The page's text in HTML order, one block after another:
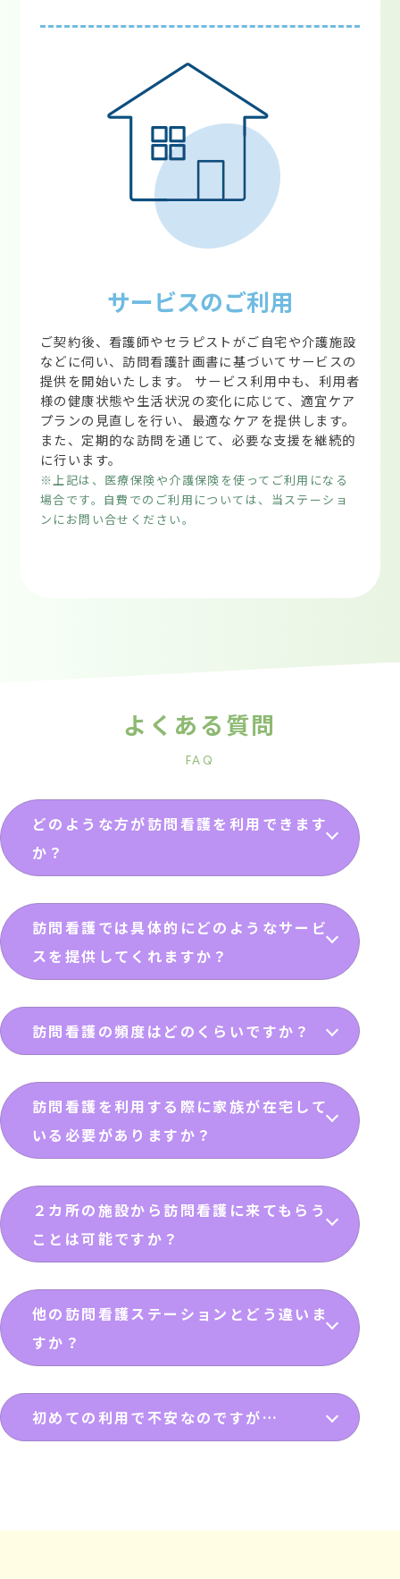
サービスのご利用
ご契約後、看護師やセラピストがご自宅や介護施設
などに伺い、訪問看護計画書に基づいてサービスの
提供を開始いたします。 サービス利用中も、利用者
様の健康状態や生活状況の変化に応じて、適宜ケア
プランの見直しを行い、最適なケアを提供します。
また、定期的な訪問を通じて、必要な支援を継続的
に行います。
※上記は、医療保険や介護保険を使ってご利用になる
場合です。自費でのご利用については、当ステーショ
ンにお問い合せください。
よくある質問
FAQ
どのような方が訪問看護を利用できます
か？
訪問看護では具体的にどのようなサービ
スを提供してくれますか？
訪問看護の頻度はどのくらいですか？
訪問看護を利用する際に家族が在宅して
いる必要がありますか？
２カ所の施設から訪問看護に来てもらう
ことは可能ですか？
他の訪問看護ステーションとどう違いま
すか？
初めての利用で不安なのですが…